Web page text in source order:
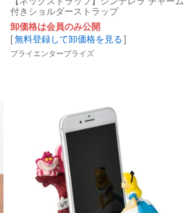
付きショルダーストラップ
卸価格は会員のみ公開
[無料登録して卸価格を見る ]
ブライエンタープライズ